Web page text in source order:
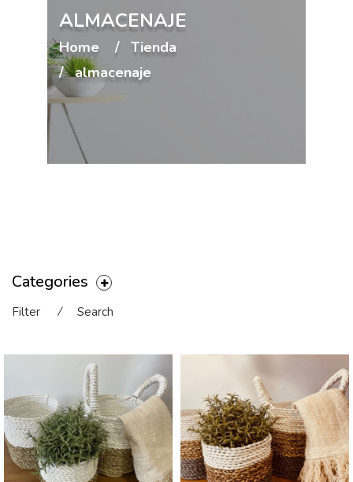
ALMACENAJE
Home
Tienda
almacenaje
Categories
Filter ⁄ Search